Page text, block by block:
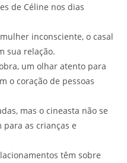
de Céline nos dias
inconsciente, o casal
sua relação.
um olhar atento para
o coração de pessoas
mas o cineasta não se
as crianças e
têm sobre